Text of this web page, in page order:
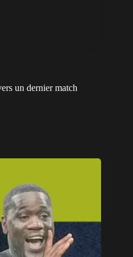
un dernier match